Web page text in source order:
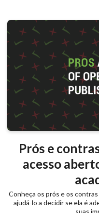
Prós e
acesso
Conheça os prós e os
ajudá-lo a decidir se ela é